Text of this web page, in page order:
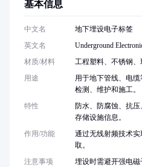
基本信息
中文名
地下埋设电子标签
英文名
Underground
材质/材料
工程塑料、不锈钢、
用途
用于地下管线、电
检测、维护和施工。
特性
防水、防腐蚀、抗
存储设施信息。
作用/功能
通过无线射频技术
取。
注意事项
埋设时需避开强电